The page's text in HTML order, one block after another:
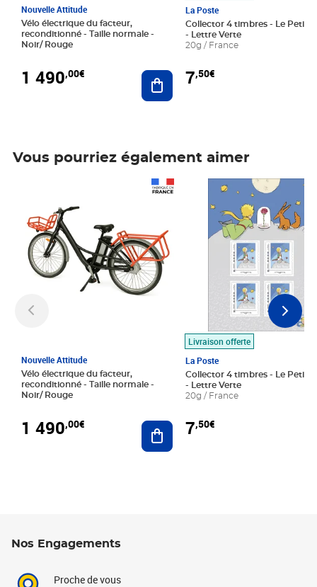
Nouvelle Attitude
Vélo électrique du facteur,
reconditionné - Taille normale -
Noir/ Rouge
1 490,00€ Ajouter au panier
La Poste
Collector 4 timbres - Le Petit
- Lettre Verte
20g / France
7,50€
Vous pourriez également aimer
Nouvelle Attitude
Vélo électrique du facteur,
reconditionné - Taille normale -
Noir/ Rouge
1 490,00€ Ajouter au panier
Livraison offerte
La Poste
Collector 4 timbres - Le Petit
- Lettre Verte
20g / France
7,50€
Prix 7,50€
Nos Engagements
Proche de vous